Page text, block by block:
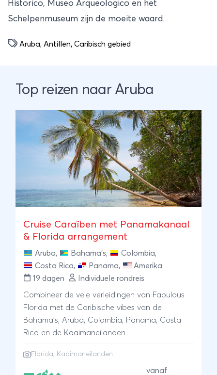
Historico, Museo Arqueologico en het
Schelpenmuseum zijn de moeite waard.
Aruba, Antillen, Caribisch gebied
Top reizen naar Aruba
Cruise Caraïben met Panamakanaal
& Florida arrangement
Aruba, Bahama's, Colombia,
Costa Rica, Panama,
Amerika
19 dagen
Individuele rondreis
Combineer de vele verleidingen van Fabulous
Florida met de Caribische vibes van de
Bahama's, Aruba, Colombia, Panama, Costa
Rica en de Kaaimaneilanden.
Florida, Kaaimaneilanden
vanaf